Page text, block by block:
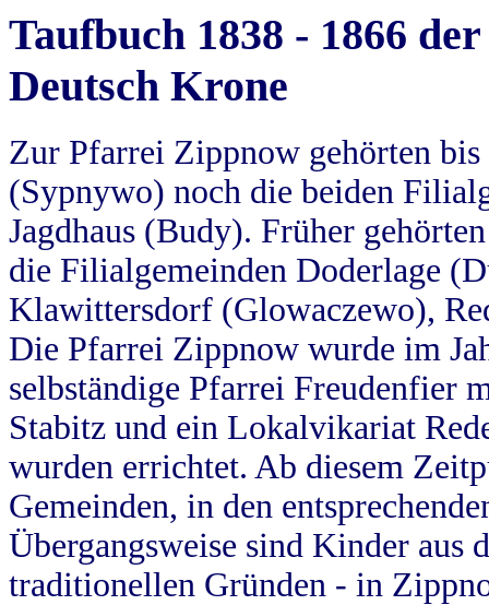
Taufbuch 1838 - 1866
Deutsch Krone
Zur Pfarrei Zippnow gehörten
(Sypnywo) noch die beiden
Jagdhaus (Budy). Früher
die Filialgemeinden Doderlage
Klawittersdorf (Glowaczewo),
Die Pfarrei Zippnow wurde im
selbständige Pfarrei Freudenfier
Stabitz und ein Lokalvikariat
wurden errichtet. Ab diesem
Gemeinden, in den
Übergangsweise sind Kinder aus
traditionellen Gründen - in